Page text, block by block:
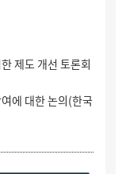
제도 개선 토론회
에 대한 논의(한국